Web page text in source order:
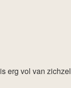
erg vol van